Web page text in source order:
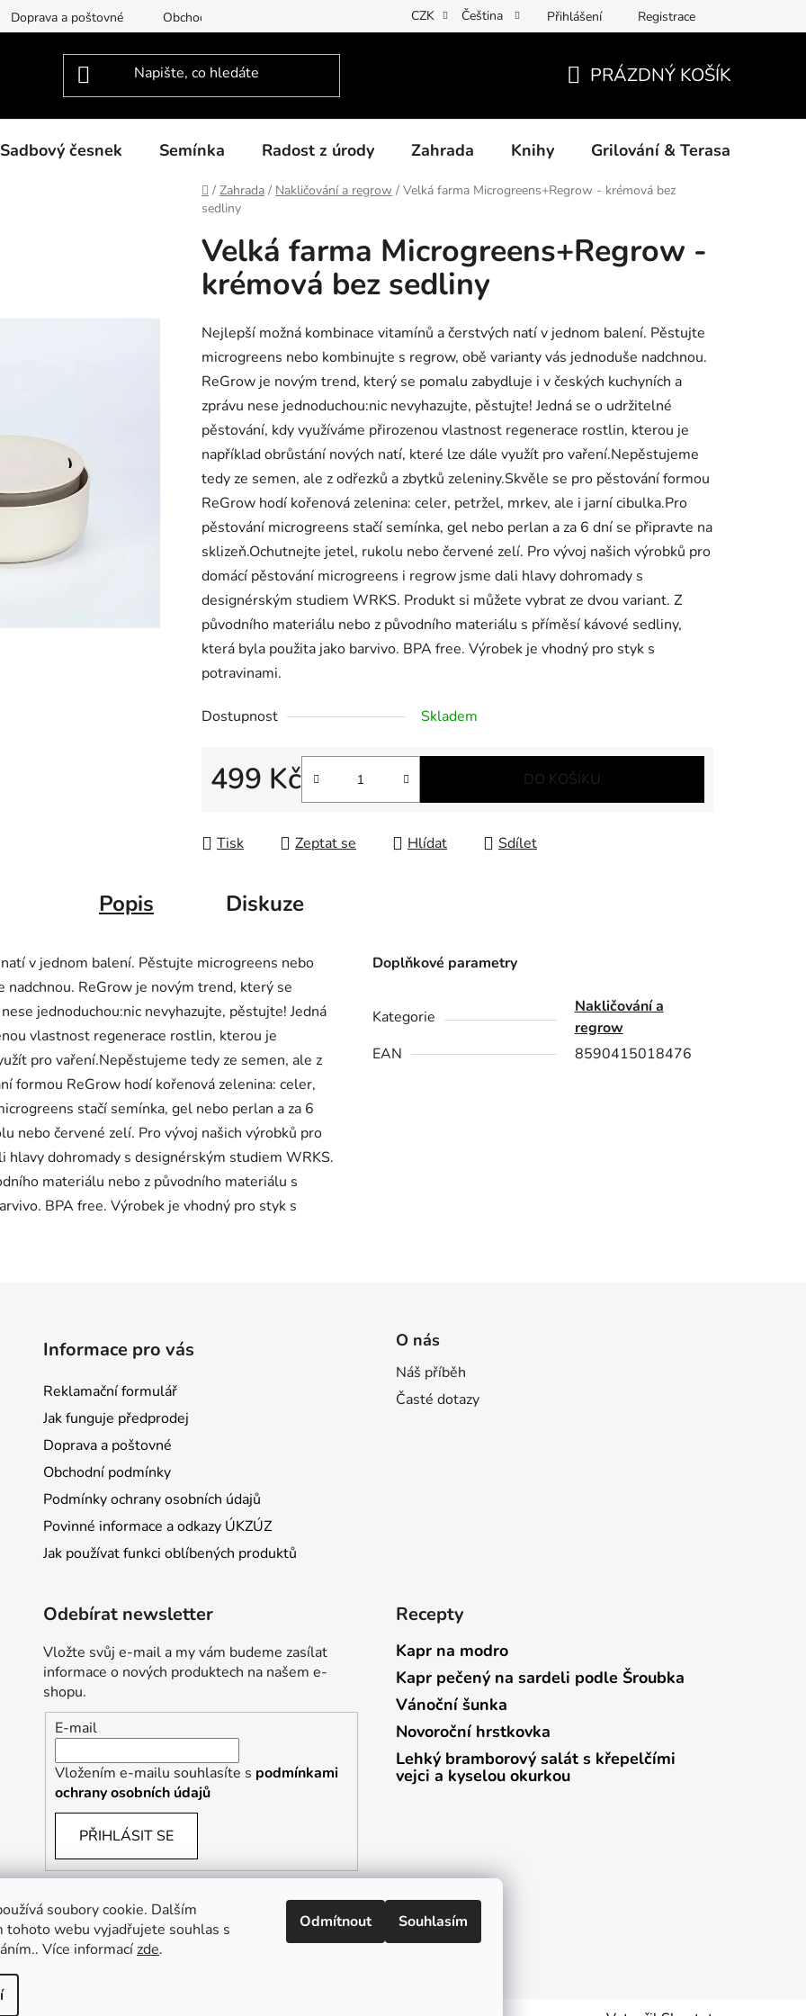
soubory cookie. Dalším
tohoto webu vyjadřujete souhlas s
Více informacízde.
Odmítnout Souhlasím
Doprava a poštovné Obchodní podmínky Podmínky ochrany osobních údajů Povinné informace a odkazy ÚKZÚZ
CZK Čeština Přihlášení Registrace
KOŠÍK
PRÁZDNÝ KOŠÍK
Sadbový česnek Semínka Radost z úrody Zahrada Knihy Grilování & Terasa
Domů
/ Zahrada / Nakličování a regrow / Velká farma Microgreens+Regrow - krémová bez
sedliny
Velká farma Microgreens+Regrow -
krémová bez sedliny
Nejlepší možná kombinace vitamínů a čerstvých natí v jednom balení. Pěstujte
microgreens nebo kombinujte s regrow, obě varianty vás jednoduše nadchnou.
ReGrow je novým trend, který se pomalu zabydluje i v českých kuchyních a
zprávu nese jednoduchou:nic nevyhazujte, pěstujte! Jedná se o udržitelné
pěstování, kdy využíváme přirozenou vlastnost regenerace rostlin, kterou je
například obrůstání nových natí, které lze dále využít pro vaření.Nepěstujeme
tedy ze semen, ale z odřezků a zbytků zeleniny.Skvěle se pro pěstování formou
ReGrow hodí kořenová zelenina: celer, petržel, mrkev, ale i jarní cibulka.Pro
pěstování microgreens stačí semínka, gel nebo perlan a za 6 dní se připravte na
sklizeň.Ochutnejte jetel, rukolu nebo červené zelí. Pro vývoj našich výrobků pro
domácí pěstování microgreens i regrow jsme dali hlavy dohromady s
designérským studiem WRKS. Produkt si můžete vybrat ze dvou variant. Z
původního materiálu nebo z původního materiálu s příměsí kávové sedliny,
která byla použita jako barvivo. BPA free. Výrobek je vhodný pro styk s
potravinami.
Dostupnost Skladem
499 Kč DO KOŠÍKU
Tisk Zeptat se Hlídat Sdílet
Popis Diskuze
v jednom balení. Pěstujte microgreens nebo
ReGrow je novým trend, který se
jednoduchou:nic nevyhazujte, pěstujte! Jedná
vlastnost regenerace rostlin, kterou je
pro vaření.Nepěstujeme tedy ze semen, ale z
formou ReGrow hodí kořenová zelenina: celer,
stačí semínka, gel nebo perlan a za 6
nebo červené zelí. Pro vývoj našich výrobků pro
dohromady s designérským studiem WRKS.
materiálu nebo z původního materiálu s
BPA free. Výrobek je vhodný pro styk s
Doplňkové parametry
Kategorie
Nakličování a
regrow
EAN
8590415018476
Informace pro vás
Reklamační formulář
Jak funguje předprodej
Doprava a poštovné
Obchodní podmínky
Podmínky ochrany osobních údajů
Povinné informace a odkazy ÚKZÚZ
Jak používat funkci oblíbených produktů
O nás
Náš příběh
Časté dotazy
Odebírat newsletter
Vložte svůj e-mail a my vám budeme zasílat
informace o nových produktech na našem e-
shopu.
E-mail
Vložením e-mailu souhlasíte s podmínkami
ochrany osobních údajů
PŘIHLÁSIT SE
Recepty
Kapr na modro
Kapr pečený na sardeli podle Šroubka
Vánoční šunka
Novoroční hrstkovka
Lehký bramborový salát s křepelčími
vejci a kyselou okurkou
Vrácení zboží a reklamace